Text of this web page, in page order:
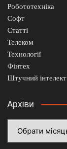
Робототехніка
Софт
Статті
Телеком
Технології
Фінтех
Штучний інтелект
Архіви